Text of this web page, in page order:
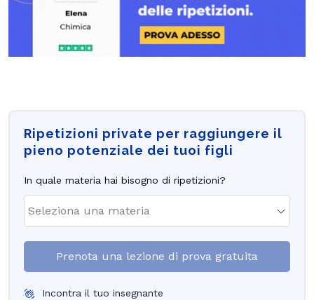
Ripetizioni private per raggiungere il
pieno potenziale dei tuoi figli
In quale materia hai bisogno di ripetizioni?
Prenota una lezione di prova gratuita
Incontra il tuo insegnante